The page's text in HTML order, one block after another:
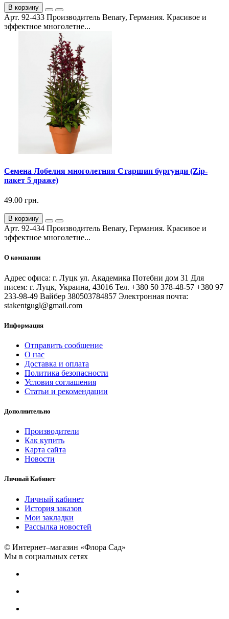
В корзину
Арт. 92-433 Производитель Benary, Германия. Красивое и
эффектное многолетне...
Семена Лобелия многолетняя Старшип бургунди (Zip-
пакет 5 драже)
49.00 грн.
В корзину
Арт. 92-434 Производитель Benary, Германия. Красивое и
эффектное многолетне...
О компании
Адрес офиса: г. Луцк ул. Академика Потебни дом 31 Для
писем: г. Луцк, Украина, 43016 Тел. +380 50 378-48-57 +380 97
233-98-49 Вайбер 380503784857 Электронная почта:
stakentgugl@gmail.com
Информация
Отправить сообщение
О нас
Доставка и оплата
Политика безопасности
Условия соглашения
Статьи и рекомендации
Дополнительно
Производители
Как купить
Карта сайта
Новости
Личный Кабинет
Личный кабинет
История заказов
Мои закладки
Рассылка новостей
© Интернет–магазин «Флора Сад»
Мы в социальных сетях